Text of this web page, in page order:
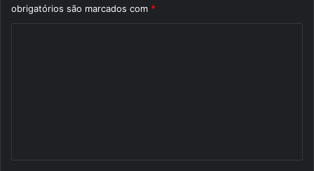
obrigatórios são marcados com *